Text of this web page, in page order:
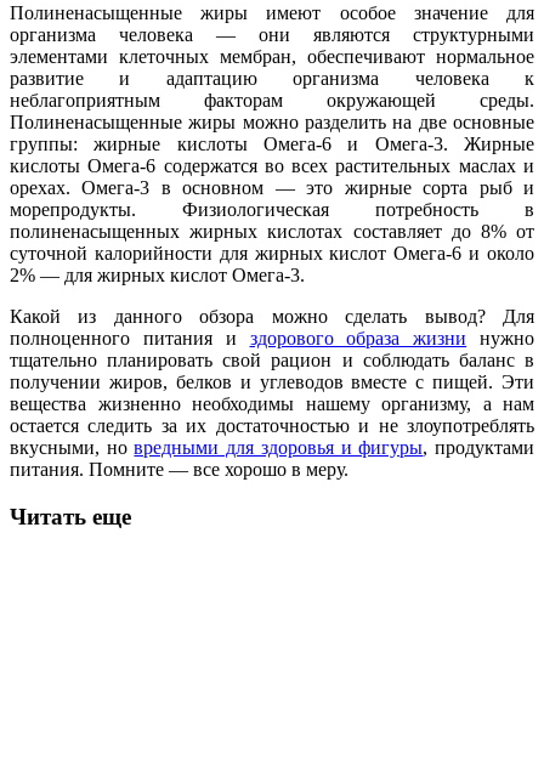
Полиненасыщенные жиры имеют особое значение для
организма человека — они являются структурными
элементами клеточных мембран, обеспечивают нормальное
развитие и адаптацию организма человека к
неблагоприятным факторам окружающей среды.
Полиненасыщенные жиры можно разделить на две основные
группы: жирные кислоты Омега-6 и Омега-3. Жирные
кислоты Омега-6 содержатся во всех растительных маслах и
орехах. Омега-3 в основном — это жирные сорта рыб и
морепродукты. Физиологическая потребность в
полиненасыщенных жирных кислотах составляет до 8% от
суточной калорийности для жирных кислот Омега-6 и около
2% — для жирных кислот Омега-3.
Какой из данного обзора можно сделать вывод? Для
полноценного питания и здорового образа жизни нужно
тщательно планировать свой рацион и соблюдать баланс в
получении жиров, белков и углеводов вместе с пищей. Эти
вещества жизненно необходимы нашему организму, а нам
остается следить за их достаточностью и не злоупотреблять
вкусными, новредными для здоровья и фигуры, продуктами
питания. Помните — все хорошо в меру.
Читать еще